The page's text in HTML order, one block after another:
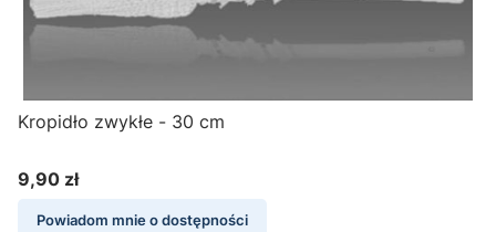
Kropidło zwykłe - 30 cm
Cena
9,90 zł
Powiadom mnie o dostępności